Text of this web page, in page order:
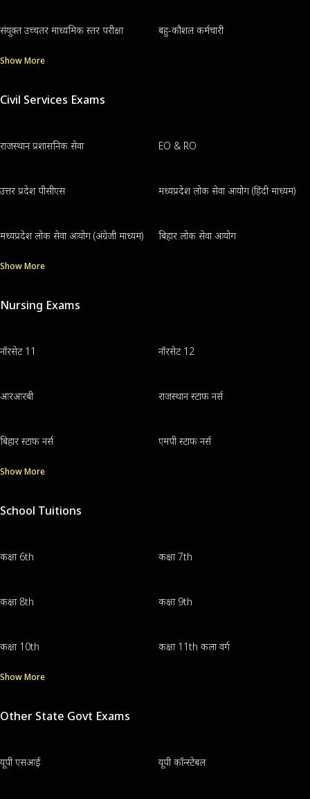
संयुक्त उच्चतर माध्यमिक स्तर परीक्षा बहु-कौशल कर्मचारी
Show More
Civil Services Exams
राजस्थान प्रशासनिक सेवा EO & RO
उत्तर प्रदेश पीसीएस मध्यप्रदेश लोक सेवा आयोग (हिंदी माध्यम)
मध्यप्रदेश लोक सेवा आयोग (अंग्रेजी माध्यम) बिहार लोक सेवा आयोग
Show More
Nursing Exams
नॉरसेट 11 नॉरसेट 12
आरआरबी राजस्थान स्टाफ नर्स
बिहार स्टाफ नर्स एमपी स्टाफ नर्स
Show More
School Tuitions
कक्षा 6th कक्षा 7th
कक्षा 8th कक्षा 9th
कक्षा 10th कक्षा 11th कला वर्ग
Show More
Other State Govt Exams
यूपी एसआई यूपी कॉन्स्टेबल